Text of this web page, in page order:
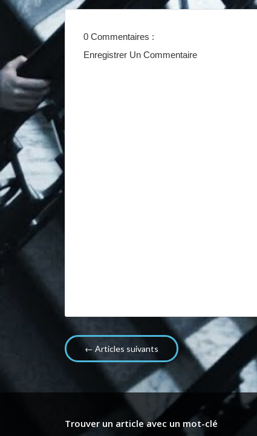
0 Commentaires :
Enregistrer Un Commentaire
← Articles suivants
Trouver un article avec un mot-clé